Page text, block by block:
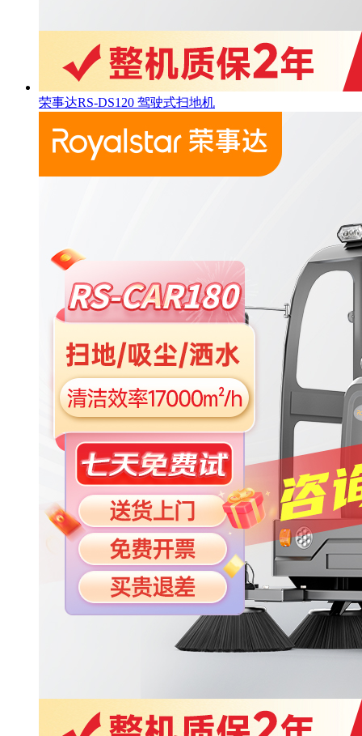
荣事达RS-DS120 驾驶式扫地机